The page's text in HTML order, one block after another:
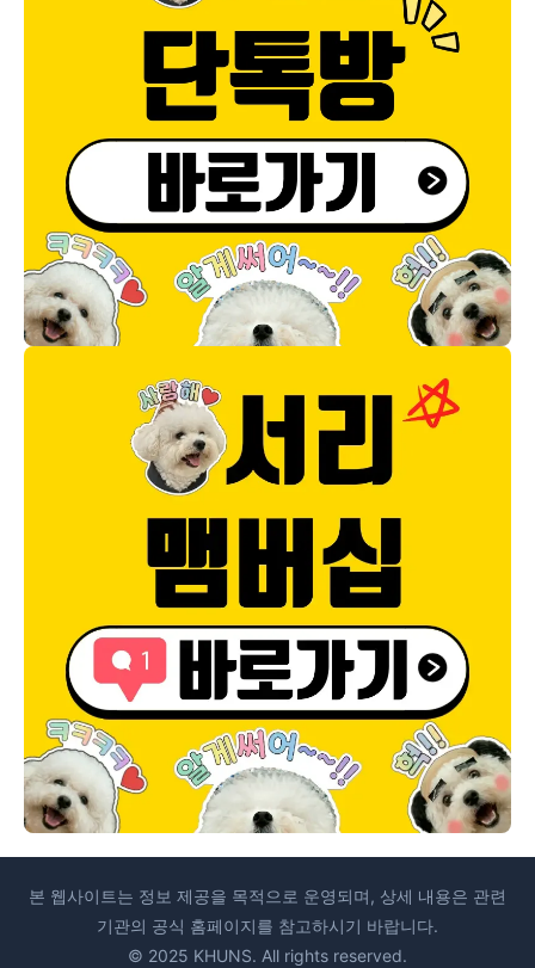
본 웹사이트는 정보 제공을 목적으로 운영되며, 상세 내용은 관련
기관의 공식 홈페이지를 참고하시기 바랍니다.
© 2025 KHUNS. All rights reserved.